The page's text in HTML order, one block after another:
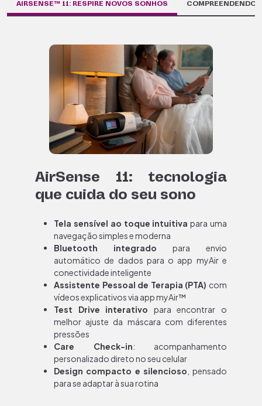
AIRSENSE™ 11: RESPIRE NOVOS​ SONHOS​ COMPREENDENDO
AirSense 11: tecnologia
que cuida do seu sono​
Tela sensível ao toque intuitiva para uma
navegação simples emoderna
Bluetooth integrado para envio
automático de dados para o app myAir e
conectividade inteligente
Assistente Pessoal de Terapia (PTA) com
vídeos explicativos via appmyAir™
Test Drive interativo para encontrar o
melhor ajuste da máscara com diferentes
pressões
Care Check-in: acompanhamento
personalizado direto no seu celular
Design compacto e silencioso , pensado
para se adaptar à sua rotina